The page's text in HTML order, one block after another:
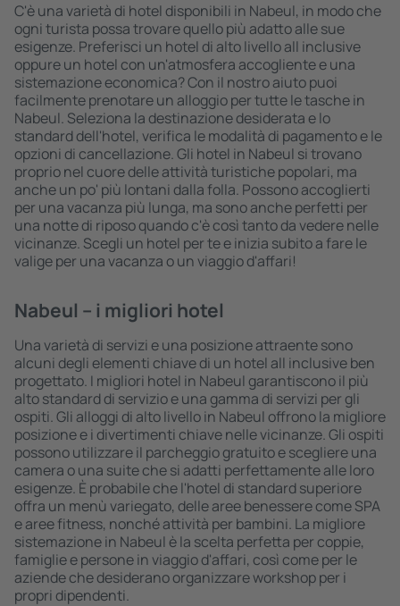
C'è una varietà di hotel disponibili in Nabeul, in modo che
ogni turista possa trovare quello più adatto alle sue
esigenze. Preferisci un hotel di alto livello all inclusive
oppure un hotel con un'atmosfera accogliente e una
sistemazione economica? Con il nostro aiuto puoi
facilmente prenotare un alloggio per tutte le tasche in
Nabeul. Seleziona la destinazione desiderata e lo
standard dell'hotel, verifica le modalità di pagamento e le
opzioni di cancellazione. Gli hotel in Nabeul si trovano
proprio nel cuore delle attività turistiche popolari, ma
anche un po' più lontani dalla folla. Possono accoglierti
per una vacanza più lunga, ma sono anche perfetti per
una notte di riposo quando c'è così tanto da vedere nelle
vicinanze. Scegli un hotel per te e inizia subito a fare le
valige per una vacanza o un viaggio d'affari!
Nabeul – i migliori hotel
Una varietà di servizi e una posizione attraente sono
alcuni degli elementi chiave di un hotel all inclusive ben
progettato. I migliori hotel in Nabeul garantiscono il più
alto standard di servizio e una gamma di servizi per gli
ospiti. Gli alloggi di alto livello in Nabeul offrono la migliore
posizione e i divertimenti chiave nelle vicinanze. Gli ospiti
possono utilizzare il parcheggio gratuito e scegliere una
camera o una suite che si adatti perfettamente alle loro
esigenze. È probabile che l'hotel di standard superiore
offra un menù variegato, delle aree benessere come SPA
e aree fitness, nonché attività per bambini. La migliore
sistemazione in Nabeul è la scelta perfetta per coppie,
famiglie e persone in viaggio d'affari, così come per le
aziende che desiderano organizzare workshop per i
propri dipendenti.